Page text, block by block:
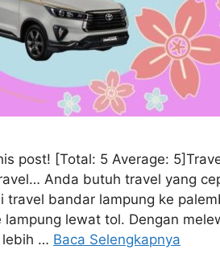
post! [Total: 5 Average:
Anda butuh travel yang
travel bandar lampung ke
lampung lewat tol. Dengan
lebih … Baca Selengkapnya